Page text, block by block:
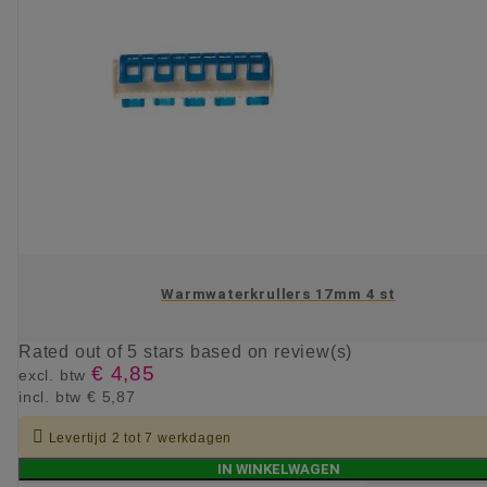
Warmwaterkrullers 17mm 4 st
Rated out of 5 stars based on review(s)
excl. btw € 4,85
incl. btw € 5,87
 Levertijd 2 tot 7 werkdagen
IN WINKELWAGEN